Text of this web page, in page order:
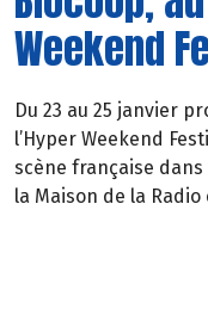
Weekend
Du 23 au 25 janvier
l’Hyper Weekend
scène française
la Maison de la